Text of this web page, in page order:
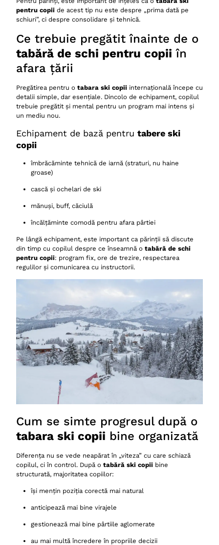
pentru copii de acest tip nu este despre „prima dată pe
schiuri”, ci despre consolidare și tehnică.
Ce trebuie pregătit înainte de o
tabără de schi pentru copii în
afara țării
Pregătirea pentru o tabara ski copii internațională începe cu
detalii simple, dar esențiale. Dincolo de echipament, copilul
trebuie pregătit și mental pentru un program mai intens și
un mediu nou.
Echipament de bază pentru tabere ski
copii
îmbrăcăminte tehnică de iarnă (straturi, nu haine
groase)
cască și ochelari de ski
mănuși, buff, căciulă
încălțăminte comodă pentru afara pârtiei
Pe lângă echipament, este important ca părinții să discute
din timp cu copilul despre ce înseamnă o tabără de schi
pentru copii: program fix, ore de trezire, respectarea
regulilor și comunicarea cu instructorii.
Cum se simte progresul după o
tabara ski copii bine organizată
Diferența nu se vede neapărat în „viteza” cu care schiază
copilul, ci în control. După o tabără ski copii bine
structurată, majoritatea copiilor:
își mențin poziția corectă mai natural
anticipează mai bine virajele
gestionează mai bine pârtiile aglomerate
au mai multă încredere în propriile decizii